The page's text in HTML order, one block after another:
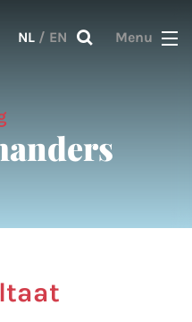
NL / EN Menu